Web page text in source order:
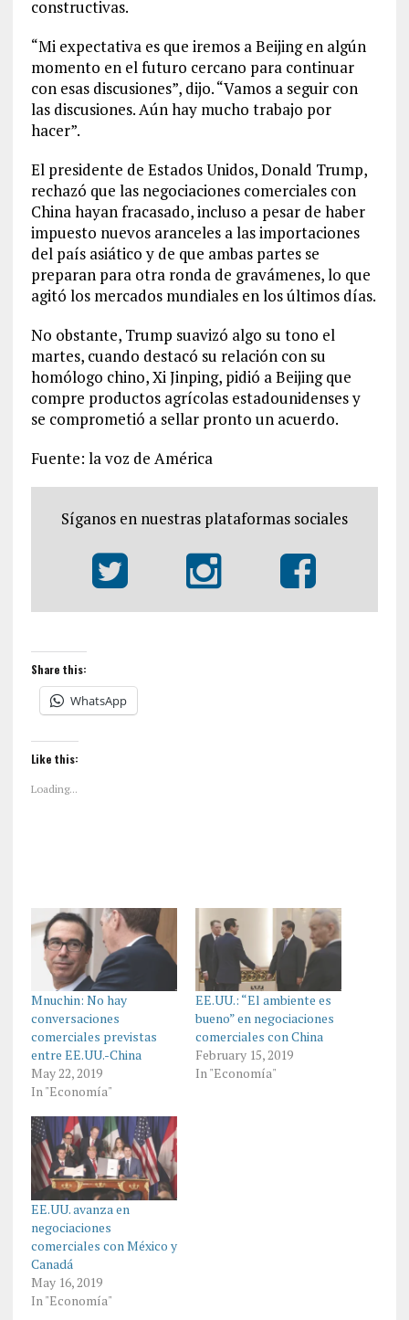
constructivas.
“Mi expectativa es que iremos a Beijing en algún
momento en el futuro cercano para continuar
con esas discusiones”, dijo. “Vamos a seguir con
las discusiones. Aún hay mucho trabajo por
hacer”.
El presidente de Estados Unidos, Donald Trump,
rechazó que las negociaciones comerciales con
China hayan fracasado, incluso a pesar de haber
impuesto nuevos aranceles a las importaciones
del país asiático y de que ambas partes se
preparan para otra ronda de gravámenes, lo que
agitó los mercados mundiales en los últimos días.
No obstante, Trump suavizó algo su tono el
martes, cuando destacó su relación con su
homólogo chino, Xi Jinping, pidió a Beijing que
compre productos agrícolas estadounidenses y
se comprometió a sellar pronto un acuerdo.
Fuente: la voz de América
Síganos en nuestras plataformas sociales
Share this:
WhatsApp
Like this:
Loading...
Mnuchin: No hay
conversaciones
comerciales previstas
entre EE.UU.-China
May 22, 2019
In "Economía"
EE.UU.: “El ambiente es
bueno” en negociaciones
comerciales con China
February 15, 2019
In "Economía"
EE.UU. avanza en
negociaciones
comerciales con México y
Canadá
May 16, 2019
In "Economía"